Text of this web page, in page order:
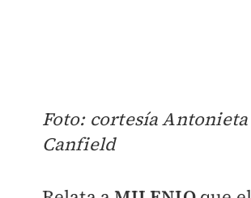
Foto: cortesía Antonieta
Canfield